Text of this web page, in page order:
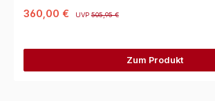
360,00 € UVP505,95 €
Zum Produkt